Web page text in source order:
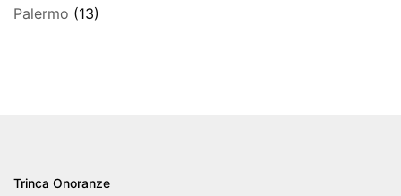
Palermo (13)
Trinca Onoranze